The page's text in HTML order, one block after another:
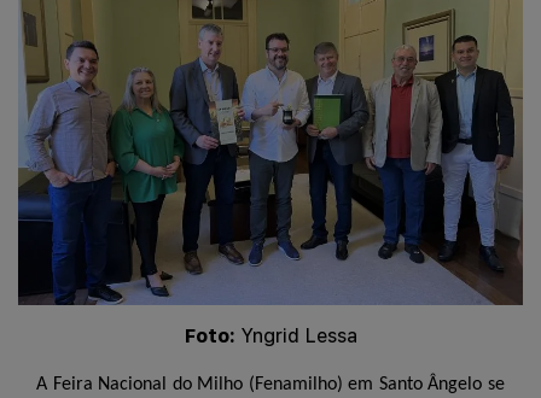
Foto: Yngrid Lessa
A Feira Nacional do Milho (Fenamilho) em Santo Ângelo se